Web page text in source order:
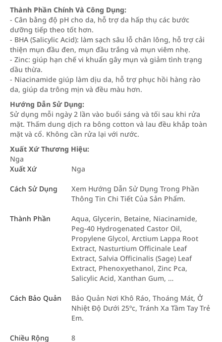
Thành Phần Chính Và Công Dụng:
- Cân bằng độ pH cho da, hỗ trợ da hấp thụ các bước
dưỡng tiếp theo tốt hơn.
- BHA (Salicylic Acid): làm sạch sâu lỗ chân lông, hỗ trợ cải
thiện mụn đầu đen, mụn đầu trắng và mụn viêm nhẹ.
- Zinc: giúp hạn chế vi khuẩn gây mụn và giảm tình trạng
dầu thừa.
- Niacinamide giúp làm dịu da, hỗ trợ phục hồi hàng rào
da, giúp da trông mịn và đều màu hơn.
Hướng Dẫn Sử Dụng:
Sử dụng mỗi ngày 2 lần vào buổi sáng và tối sau khi rửa
mặt. Thấm dung dịch ra bông cotton và lau đều khắp toàn
mặt và cổ. Không cần rửa lại với nước.
Xuất Xứ Thương Hiệu:
Nga
Xuất Xứ
Nga
Cách Sử Dụng
Xem Hướng Dẫn Sử Dụng Trong Phần
Thông Tin Chi Tiết Của Sản Phẩm.
Thành Phần
Aqua, Glycerin, Betaine, Niacinamide,
Peg-40 Hydrogenated Castor Oil,
Propylene Glycol, Arctium Lappa Root
Extract, Nasturtium Officinale Leaf
Extract, Salvia Officinalis (Sage) Leaf
Extract, Phenoxyethanol, Zinc Pca,
Salicylic Acid, Xanthan Gum, …
Cách Bảo Quản
Bảo Quản Nơi Khô Ráo, Thoáng Mát, Ở
Nhiệt Độ Dưới 25ºc, Tránh Xa Tầm Tay Trẻ
Em.
Chiều Rộng 8